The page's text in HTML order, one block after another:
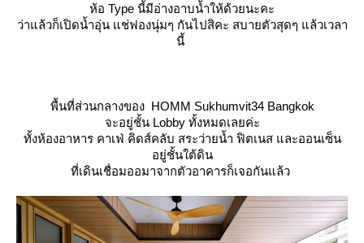
ห้อ Type นี้มีอ่างอาบน้ำให้ด้วยนะคะ
ว่าแล้วก็เปิดน้ำอุ่น แช่ฟองนุ่มๆ กันไปสิคะ สบายตัวสุดๆ แล้วเวลา
นี้
พื้นที่ส่วนกลางของ HOMM Sukhumvit34 Bangkok
จะอยู่ชั้น Lobby ทั้งหมดเลยค่ะ
ทั้งห้องอาหาร คาเฟ่ คิดส์คลับ สระว่ายน้ำ ฟิตเนส และออนเซ็น
อยู่ชั้นใต้ดิน
ที่เดินเชื่อมออมาจากตัวอาคารก็เจอกันแล้ว